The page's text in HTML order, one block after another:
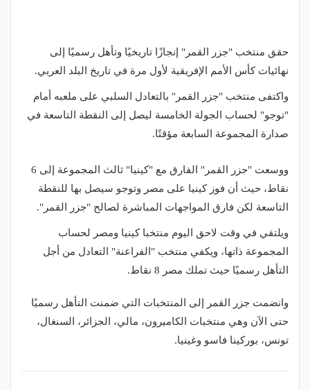
حقق منتخب "جزر القمر" إنجازًا تاريخيًا وتأهل رسميًا إلى
نهائيات كأس الأمم الإفريقية لأول مرة في تاريخ البلد العربي.
واكتفى منتخب "جزر القمر" بالتعادل السلبي على ملعبه أمام
"توجو" لحساب الجولة الخامسة ليصل إلى النقطة التاسعة في
صدارة المجموعة السابعة مؤقتًا.
ووسعت "جزر القمر" الفارق مع "كينيا" ثالث المجموعة إلى 6
نقاط، حيث أن فوز كينيا على مصر وتوجو سيصل بها للنقطة
التاسعة لكن فارق المواجهات المباشرة لصالح "جزر القمر".
ويلتقي في وقت لاحق اليوم منتخبا كينيا ومصر لحساب
المجموعة ذاتها، ويكفي منتخب "الفراعنة" التعادل من أجل
التأهل رسميًا حيث تملك مصر 8 نقاط.
وانضمت جزر القمر إلى المنتخبات التي ضمنت التأهل رسميًا
حتى الآن وهي منتخبات الكاميرون، مالي، الجزائر، السنغال،
تونس، بوركينا فاسو وغينيا.